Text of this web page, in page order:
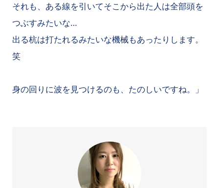
それも、ある線を引いてそこから出た人は全部頭を
つぶすみたいな…
出る杭は打たれるみたいな機械もあったりします。
笑
身の回りに波を見つけるのも、たのしいですね。」